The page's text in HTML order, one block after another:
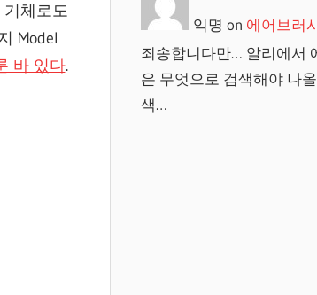
체로도
Model
바 있다.
익명 on 에어브러
죄송합니다만… 알리에서
은 무엇으로 검색해야 나
색…